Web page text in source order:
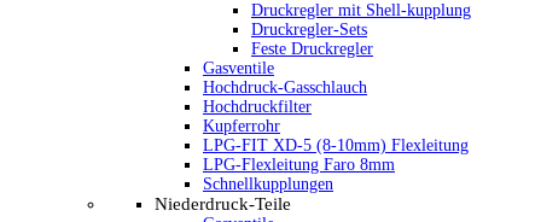
Druckregler mit Shell-kupplung
Druckregler-Sets
Feste Druckregler
Gasventile
Hochdruck-Gasschlauch
Hochdruckfilter
Kupferrohr
LPG-FIT XD-5 (8-10mm) Flexleitung
LPG-Flexleitung Faro 8mm
Schnellkupplungen
Niederdruck-Teile